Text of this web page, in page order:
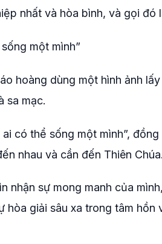
nhất và hòa bình, và gọi đó
một mình”
hoàng dùng một hình ảnh
sa mạc.
có thể sống một mình”,
nhau và cần đến Thiên Chúa.
nhận sự mong manh của
hòa giải sâu xa trong tâm